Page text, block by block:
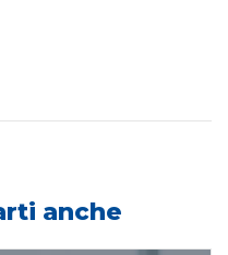
anche